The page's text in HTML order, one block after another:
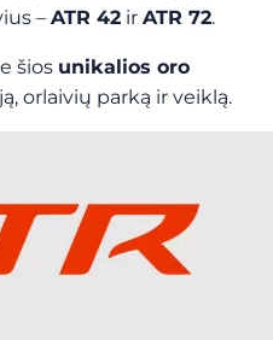
– ATR 42 ir ATR 72.
šios unikalios oro
orlaivių parką ir veiklą.